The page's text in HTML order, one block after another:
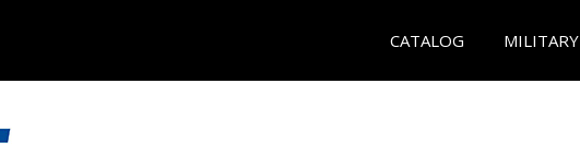
CATALOG MILITARY